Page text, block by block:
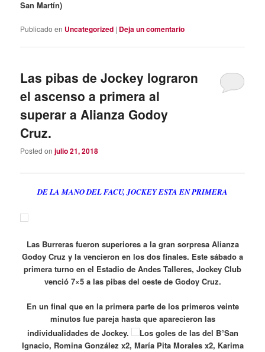
San Martín)
Publicado en Uncategorized | Deja un comentario
Las pibas de Jockey lograron
el ascenso a primera al
superar a Alianza Godoy
Cruz.
Posted onjulio 21, 2018
DE LA MANO DEL FACU, JOCKEY ESTA EN PRIMERA
Las Burreras fueron superiores a la gran sorpresa Alianza
Godoy Cruz y la vencieron en los dos finales. Este sábado a
primera turno en el Estadio de Andes Talleres, Jockey Club
venció 7×5 a las pibas del oeste de Godoy Cruz.
En un final que en la primera parte de los primeros veinte
minutos fue pareja hasta que aparecieron las
individualidades de Jockey.
Los goles de las del B°San
Ignacio, Romina González x2, María Pita Morales x2, Karima